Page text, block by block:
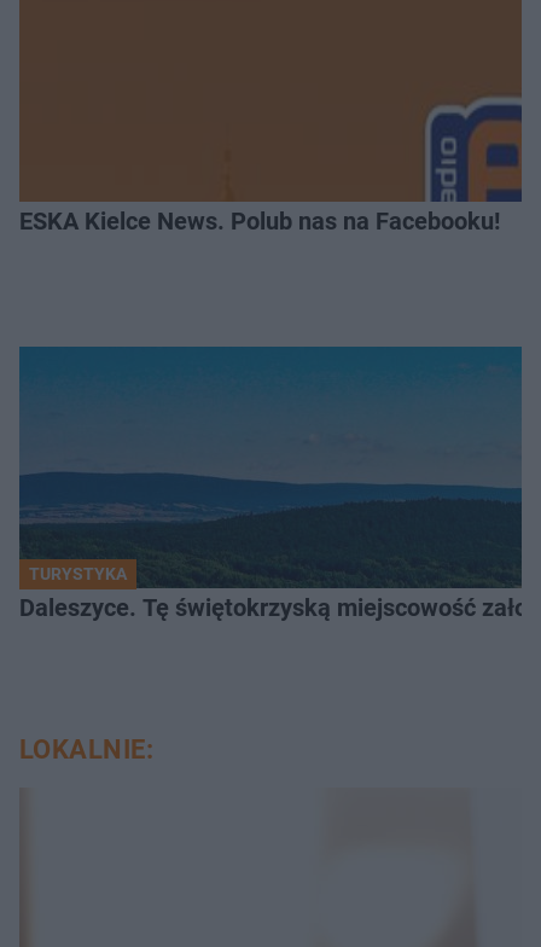
ESKA Kielce News. Polub nas na Facebooku!
TURYSTYKA
Daleszyce. Tę świętokrzyską miejscowość
LOKALNIE: